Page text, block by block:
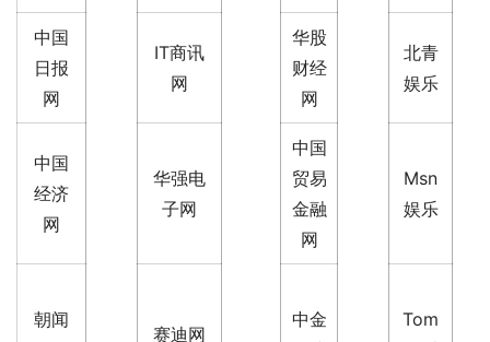
中国
日报
网
IT商讯
网
华股
财经
网
北青
娱乐
中国
经济
网
华强电
子网
中国
贸易
金融
网
Msn
娱乐
朝闻
赛迪网
中金
Tom